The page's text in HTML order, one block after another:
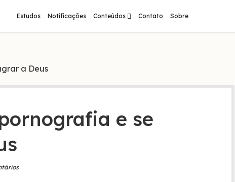
Estudos Notificações Conteúdos abrirContato Sobre
a Deus
e se